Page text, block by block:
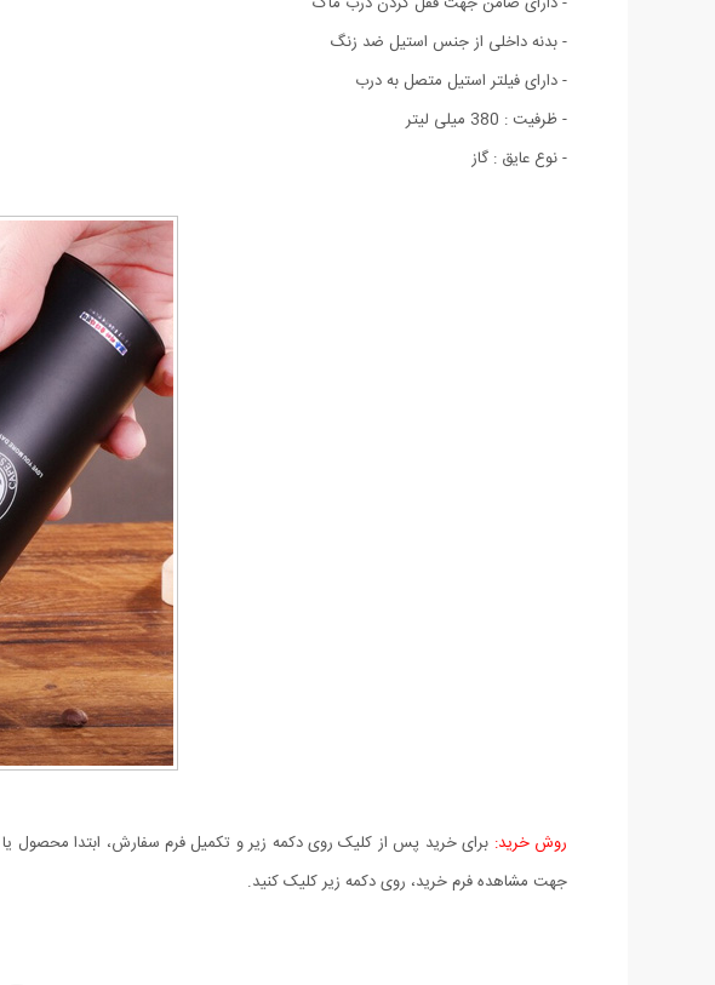
-بدنه داخلی از جنس استیل ضد زنگ
-دارای فیلتر استیل متصل به درب
- ظرفیت : 380 میلی لیتر
- نوع عایق : گاز
روش خرید: برای خرید پس از کلیک روی دکمه زیر و تکمیل فرم سفارش، ابتدا محصول
جهت مشاهده فرم خرید، روی دکمه زیر کلیک کنید.